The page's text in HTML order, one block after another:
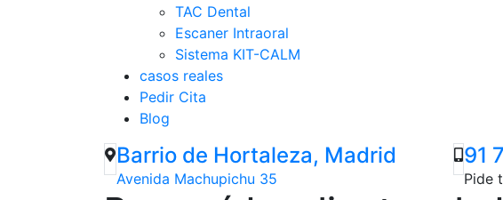
TAC Dental
Escaner Intraoral
Sistema KIT-CALM
casos reales
Pedir Cita
Blog
Barrio de Hortaleza, Madrid
Avenida Machupichu 35
91
Pide